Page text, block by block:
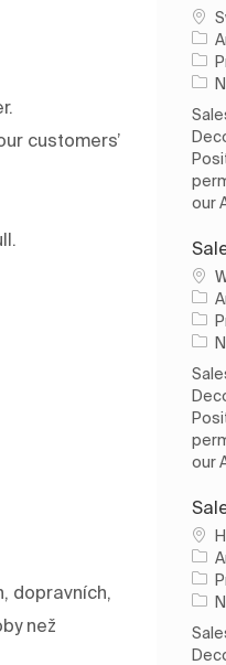
customers’
dopravních,
než
Typ
our
Typ
our
Typ